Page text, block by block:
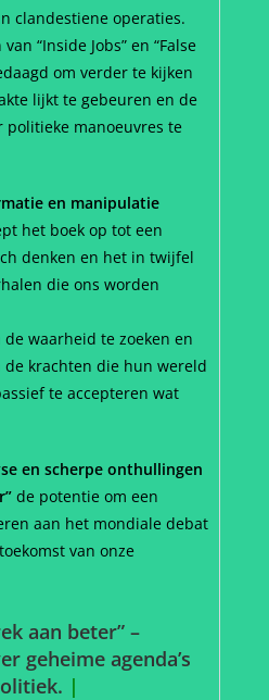
clandestiene operaties.
“Inside Jobs” en “False
om verder te kijken
lijkt te gebeuren en de
manoeuvres te
en manipulatie
het boek op tot een
denken en het in twijfel
die ons worden
waarheid te zoeken en
krachten die hun wereld
te accepteren wat
en scherpe onthullingen
de potentie om een ​​
aan het mondiale debat
van onze
aan beter” –
geheime agenda’s
|